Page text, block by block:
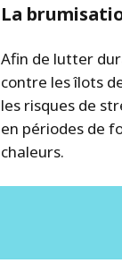
La
Afin de lutter
contre les îlots
les risques de
en périodes de
chaleurs.